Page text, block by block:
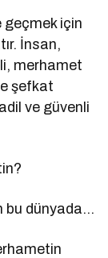
geçmek için
İnsan,
merhamet
şefkat
ve güvenli
bu dünyada…